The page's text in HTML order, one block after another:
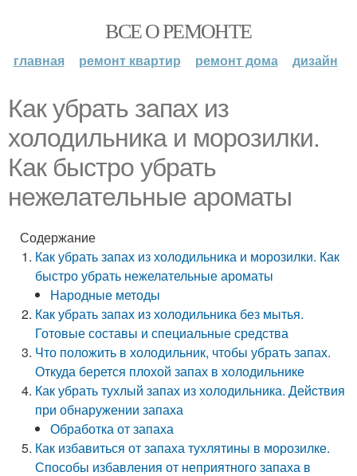
ВСЕ О РЕМОНТЕ
главная ремонт квартир ремонт дома дизайн
Как убрать запах из
холодильника и морозилки.
Как быстро убрать
нежелательные ароматы
Содержание
Как убрать запах из холодильника и морозилки. Как
быстро убрать нежелательные ароматы
Народные методы
Как убрать запах из холодильника без мытья.
Готовые составы и специальные средства
Что положить в холодильник, чтобы убрать запах.
Откуда берется плохой запах в холодильнике
Как убрать тухлый запах из холодильника. Действия
при обнаружении запаха
Обработка от запаха
Как избавиться от запаха тухлятины в морозилке.
Способы избавления от неприятного запаха в